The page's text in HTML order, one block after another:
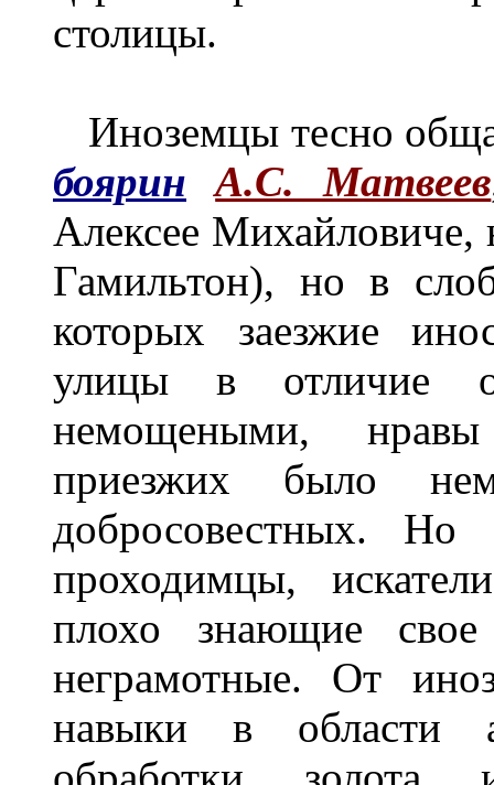
столицы.
Иноземцы тесно
боярин
А.С. Матвеев
Алексее Михайловиче,
Гамильтон), но в
которых заезжие
улицы в отличие
немощеными,
приезжих было
добросовестных.
проходимцы,
плохо знающие
неграмотные. От
навыки в области